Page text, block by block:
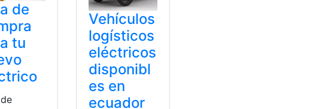
de
tu
Vehículos
logísticos
eléctricos
disponibl
es en
ecuador